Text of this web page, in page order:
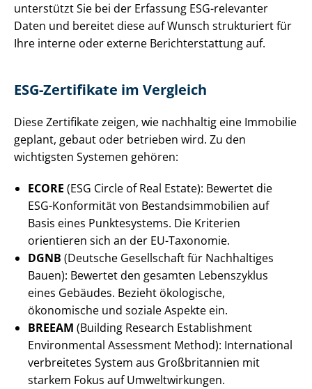
unterstützt Sie bei der Erfassung ESG-relevanter
Daten und bereitet diese auf Wunsch strukturiert für
Ihre interne oder externe Be­richt­erstat­tung auf.
ESG-Zertifikate im Vergleich
Diese Zertifikate zeigen, wie nachhaltig eine Immobilie
geplant, gebaut oder betrieben wird. Zu den
wichtigsten Systemen gehören:
ECORE (ESG Circle of Real Estate): Bewertet die
ESG-Konformität von Be­stands­im­mo­bi­li­en auf
Basis eines Punktesystems. Die Kriterien
orientieren sich an der EU-Taxonomie.
DGNB (Deutsche Gesellschaft für Nachhaltiges
Bauen): Bewertet den gesamten Lebenszyklus
eines Gebäudes. Bezieht ökologische,
ökonomische und soziale Aspekte ein.
BREEAM (Building Research Establishment
Environmental Assessment Method): International
verbreitetes System aus Großbritannien mit
starkem Fokus auf Umweltwirkungen.